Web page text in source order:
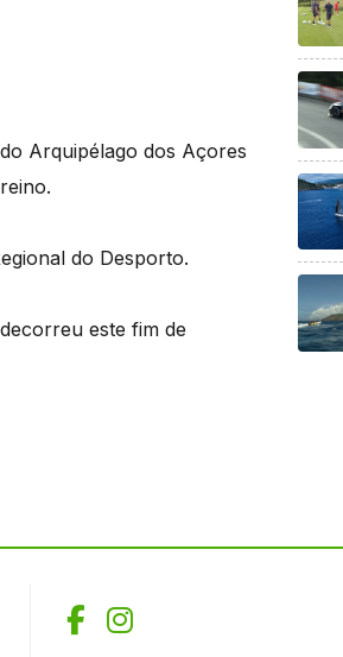
Arquipélago dos Açores
do Desporto.
este fim de
Facebook
Instagram